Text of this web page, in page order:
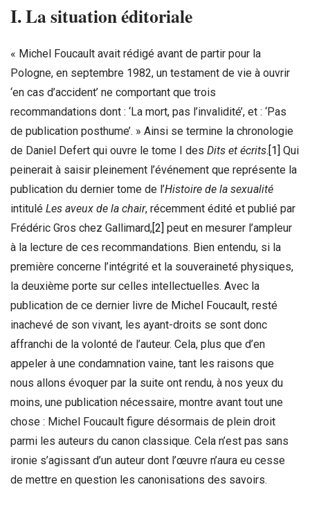
I. La situation éditoriale
« Michel Foucault avait rédigé avant de partir pour la
Pologne, en septembre 1982, un testament de vie à ouvrir
‘en cas d’accident’ ne comportant que trois
recommandations dont : ‘La mort, pas l’invalidité’, et : ‘Pas
de publication posthume’. » Ainsi se termine la chronologie
de Daniel Defert qui ouvre le tome I des Dits et écrits.[1] Qui
peinerait à saisir pleinement l’événement que représente la
publication du dernier tome de l’Histoire de la sexualité
intitulé Les aveux de la chair, récemment édité et publié par
Frédéric Gros chez Gallimard,[2] peut en mesurer l’ampleur
à la lecture de ces recommandations. Bien entendu, si la
première concerne l’intégrité et la souveraineté physiques,
la deuxième porte sur celles intellectuelles. Avec la
publication de ce dernier livre de Michel Foucault, resté
inachevé de son vivant, les ayant-droits se sont donc
affranchi de la volonté de l’auteur. Cela, plus que d’en
appeler à une condamnation vaine, tant les raisons que
nous allons évoquer par la suite ont rendu, à nos yeux du
moins, une publication nécessaire, montre avant tout une
chose : Michel Foucault figure désormais de plein droit
parmi les auteurs du canon classique. Cela n’est pas sans
ironie s’agissant d’un auteur dont l’œuvre n’aura eu cesse
de mettre en question les canonisations des savoirs.